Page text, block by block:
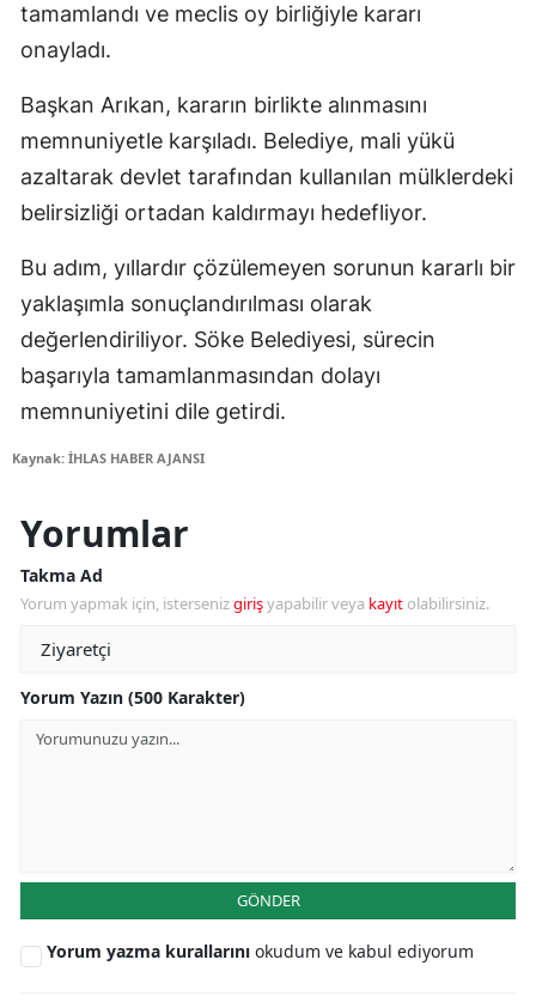
tamamlandı ve meclis oy birliğiyle kararı
onayladı.
Başkan Arıkan, kararın birlikte alınmasını
memnuniyetle karşıladı. Belediye, mali yükü
azaltarak devlet tarafından kullanılan mülklerdeki
belirsizliği ortadan kaldırmayı hedefliyor.
Bu adım, yıllardır çözülemeyen sorunun kararlı bir
yaklaşımla sonuçlandırılması olarak
değerlendiriliyor. Söke Belediyesi, sürecin
başarıyla tamamlanmasından dolayı
memnuniyetini dile getirdi.
Kaynak: İHLAS HABER AJANSI
Yorumlar
Takma Ad
Yorum yapmak için, istersenizgirişyapabilir veya kayıt olabilirsiniz.
Yorum Yazın (500 Karakter)
GÖNDER
Yorum yazma kurallarını okudum ve kabul ediyorum